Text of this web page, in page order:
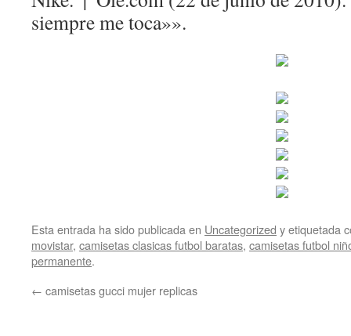
siempre me toca»».
Esta entrada ha sido publicada en Uncategorized y etiquetada
movistar, camisetas clasicas futbol baratas, camisetas futbol
permanente.
← camisetas gucci mujer replicas